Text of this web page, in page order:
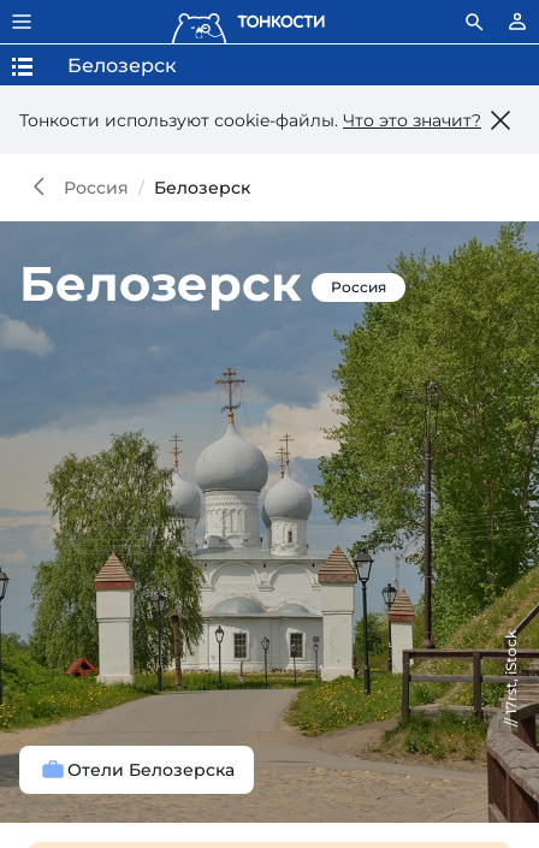
Тонкости используют сookie-файлы. Что это значит?
Белозерск
Россия Белозерск
Белозерск Россия
Отели Белозерска
17rst, iStock